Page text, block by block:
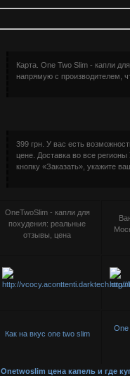
Карта. One Two Slim - капли
напрямую с производителем,
399 грн. У вас есть
цене. Доставка во все
кнопку «Заказать», укажите
OneTwoSlim - капли для
похудения: реальные
отзывы, цена
Как на вкус one two slim
One
Onetwoslim цена капель и где